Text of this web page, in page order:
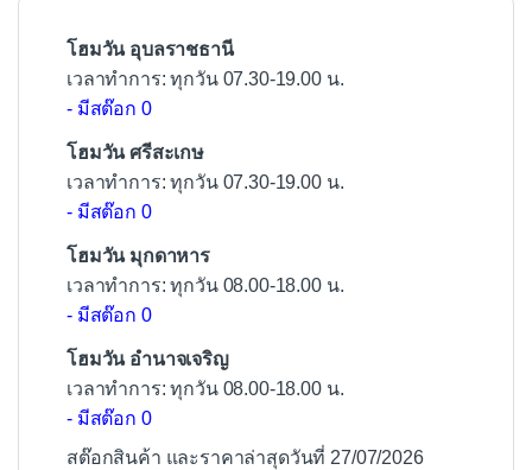
โฮมวัน อุบลราชธานี
เวลาทำการ: ทุกวัน 07.30-19.00 น.
- มีสต๊อก 0
โฮมวัน ศรีสะเกษ
เวลาทำการ: ทุกวัน 07.30-19.00 น.
- มีสต๊อก 0
โฮมวัน มุกดาหาร
เวลาทำการ: ทุกวัน 08.00-18.00 น.
- มีสต๊อก 0
โฮมวัน อำนาจเจริญ
เวลาทำการ: ทุกวัน 08.00-18.00 น.
- มีสต๊อก 0
สต๊อกสินค้า และราคาล่าสุดวันที่ 27/07/2026